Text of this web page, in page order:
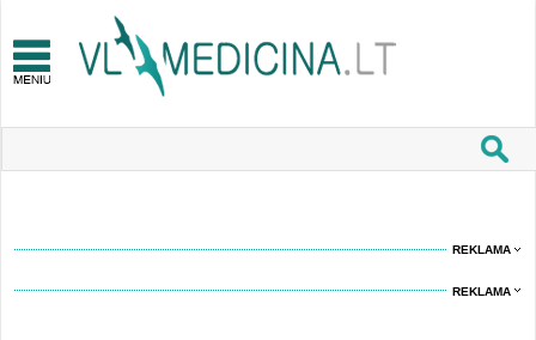
REKLAMA
REKLAMA